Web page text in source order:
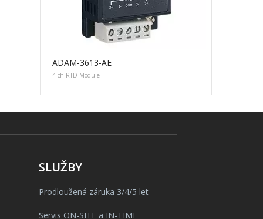
ADAM-3613-AE
4-ch RTD Module
SLUŽBY
Prodloužená záruka 3/4/5 let
Servis ON-SITE a IN-TIME